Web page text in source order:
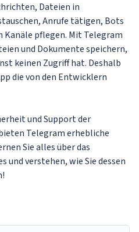
Dateien in
Anrufe tätigen, Bots
Kanäle pflegen. Mit Telegram
und Dokumente speichern,
keinen Zugriff hat. Deshalb
die von den Entwicklern
und Support der
Telegram erhebliche
Sie alles über das
und verstehen, wie Sie dessen